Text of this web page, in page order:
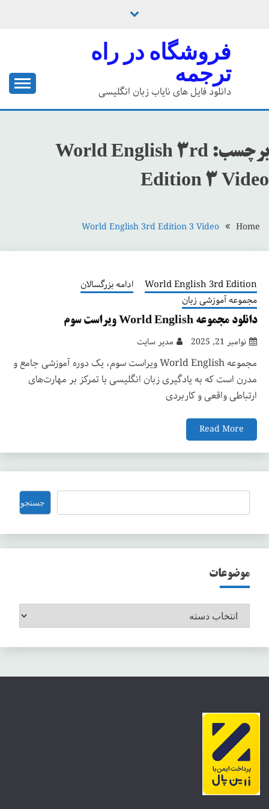
فروشگاه در راه
ترجمه
دانلود فایل های نایاب زبان انگلیسی
برچسب: World English 3rd
Edition 3 Video
Home
World English 3rd Edition 3 Video
World English 3rd Edition
ادامه بزرگسالان
مجموعه آموزشی زبان
دانلود مجموعه World English ویراست سوم
نوامبر 21, 2025 مدیر سایت
مجموعه World English ویراست سوم، یک دوره آموزشی جامع و
مدرن است که به یادگیری زبان انگلیسی با تمرکز بر مهارت‌های
ارتباطی واقعی و کاربردی
Read More
جستجو جستجو
موضوعات
موضوعات